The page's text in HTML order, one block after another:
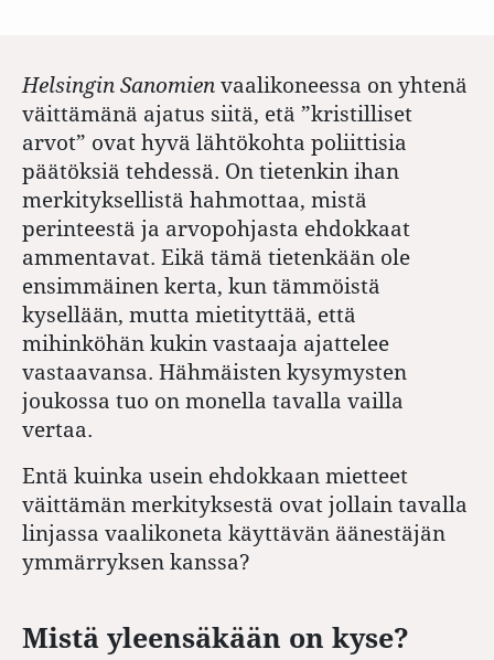
Helsingin Sanomien vaalikoneessa on yhtenä
väittämänä ajatus siitä, etä ”kristilliset
arvot” ovat hyvä lähtökohta poliittisia
päätöksiä tehdessä. On tietenkin ihan
merkityksellistä hahmottaa, mistä
perinteestä ja arvopohjasta ehdokkaat
ammentavat. Eikä tämä tietenkään ole
ensimmäinen kerta, kun tämmöistä
kysellään, mutta mietityttää, että
mihinköhän kukin vastaaja ajattelee
vastaavansa. Hähmäisten kysymysten
joukossa tuo on monella tavalla vailla
vertaa.
Entä kuinka usein ehdokkaan mietteet
väittämän merkityksestä ovat jollain tavalla
linjassa vaalikoneta käyttävän äänestäjän
ymmärryksen kanssa?
Mistä yleensäkään on kyse?